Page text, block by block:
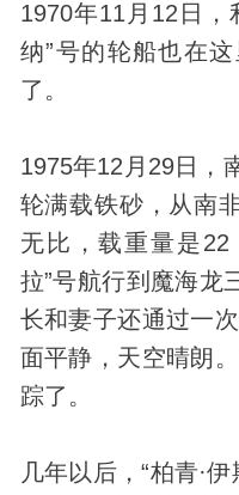
1970年11月12日，
纳”号的轮船也在
了。
1975年12月29日，
轮满载铁砂，从南
无比，载重量是22
拉”号航行到魔海龙
长和妻子还通过一
面平静，天空晴朗
踪了。
几年以后，“柏青·